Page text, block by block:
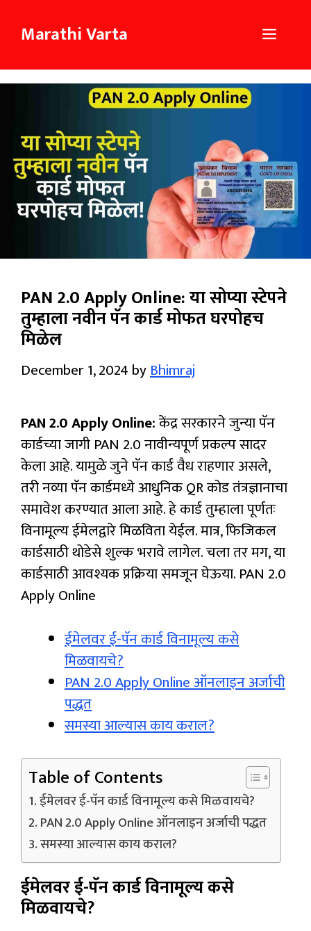
Marathi Varta Menu
PAN 2.0 Apply Online: या सोप्या स्टेपने
तुम्हाला नवीन पॅन कार्ड मोफत घरपोहच
मिळेल
December 1, 2024 byBhimraj
PAN 2.0 Apply Online:केंद्र सरकारने जुन्या पॅन
कार्डच्या जागी PAN 2.0 नावीन्यपूर्ण प्रकल्प सादर
केला आहे. यामुळे जुने पॅन कार्ड वैध राहणार असले,
तरी नव्या पॅन कार्डमध्ये आधुनिक QR कोड तंत्रज्ञानाचा
समावेश करण्यात आला आहे. हे कार्ड तुम्हाला पूर्णतः
विनामूल्य ईमेलद्वारे मिळविता येईल. मात्र, फिजिकल
कार्डसाठी थोडेसे शुल्क भरावे लागेल. चला तर मग, या
कार्डसाठी आवश्यक प्रक्रिया समजून घेऊया. PAN 2.0
Apply Online
ईमेलवर ई-पॅन कार्ड विनामूल्य कसे
मिळवायचे?
PAN 2.0 Apply Online ऑनलाइन अर्जाची
पद्धत
समस्या आल्यास काय कराल?
Table of Contents
ईमेलवर ई-पॅन कार्ड विनामूल्य कसे मिळवायचे?
PAN 2.0 Apply Online ऑनलाइन अर्जाची पद्धत
समस्या आल्यास काय कराल?
ईमेलवर ई-पॅन कार्ड विनामूल्य कसे
मिळवायचे?